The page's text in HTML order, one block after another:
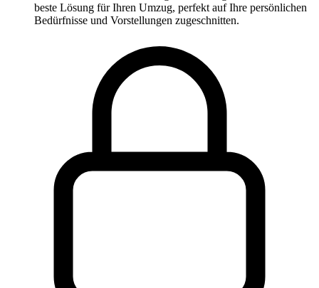
beste Lösung für Ihren Umzug, perfekt auf Ihre persönlichen
Bedürfnisse und Vorstellungen zugeschnitten.